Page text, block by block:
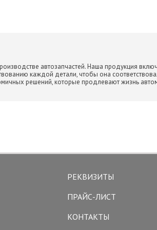
автозапчастей. Наша продукция
каждой детали, чтобы она
решений, которые продлевают жизнь
РЕКВИЗИТЫ
ПРАЙС-ЛИСТ
КОНТАКТЫ